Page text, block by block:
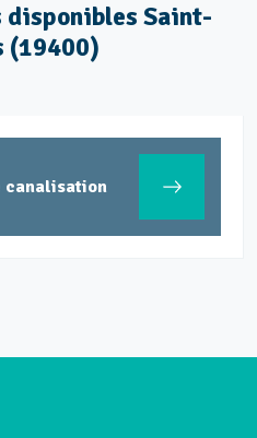
disponibles Saint-
(19400)
canalisation